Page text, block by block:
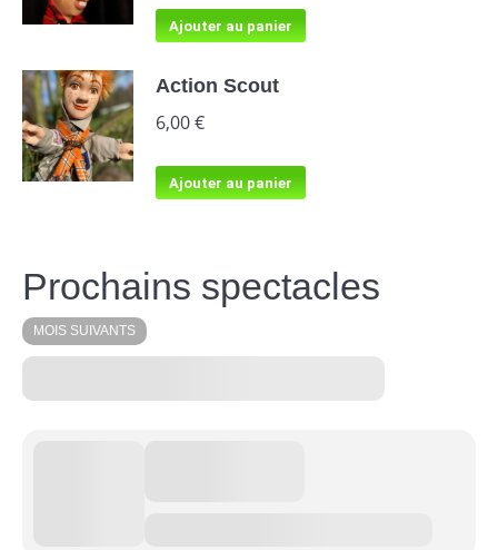
Ajouter au panier
Action Scout
6,00€
Ajouter au panier
Prochains spectacles
MOIS SUIVANTS